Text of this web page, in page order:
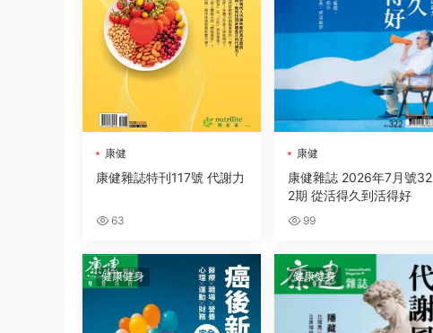
康健
康健雜誌特刊117號 代謝力
63
康健
康健雜誌 2026年7月號32
2期 從活得久到活得好
99
健康健身 健康健身